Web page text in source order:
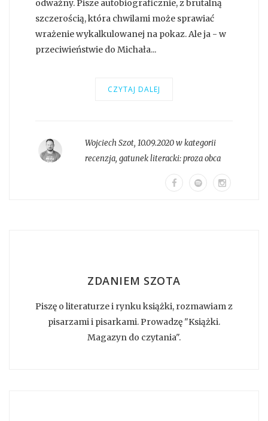
odważny. Pisze autobiograficznie, z brutalną
szczerością, która chwilami może sprawiać
wrażenie wykalkulowanej na pokaz. Ale ja - w
przeciwieństwie do Michała...
CZYTAJ DALEJ
Wojciech Szot, 10.09.2020 w kategorii
recenzja, gatunek literacki:proza obca
ZDANIEM SZOTA
Piszę o literaturze i rynku książki, rozmawiam z
pisarzami i pisarkami. Prowadzę "Książki.
Magazyn do czytania".